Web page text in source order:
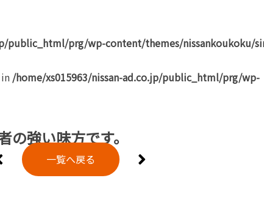
public_html/prg/wp-content/themes/nissankoukoku/
/home/xs015963/nissan-ad.co.jp/public_html/prg/wp-
強い味方です。
一覧へ戻る